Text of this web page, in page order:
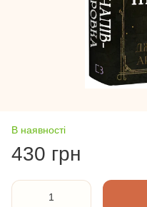
В наявності
430 грн